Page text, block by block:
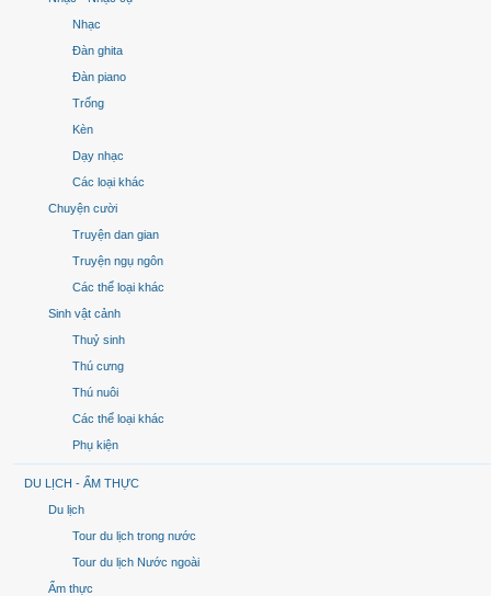
Nhạc
Đàn ghita
Đàn piano
Trống
Kèn
Dạy nhạc
Các loại khác
Chuyện cười
Truyện dan gian
Truyện ngụ ngôn
Các thể loại khác
Sinh vật cảnh
Thuỷ sinh
Thú cưng
Thú nuôi
Các thể loại khác
Phụ kiện
DU LỊCH - ẨM THỰC
Du lịch
Tour du lịch trong nước
Tour du lịch Nước ngoài
Ẩm thực